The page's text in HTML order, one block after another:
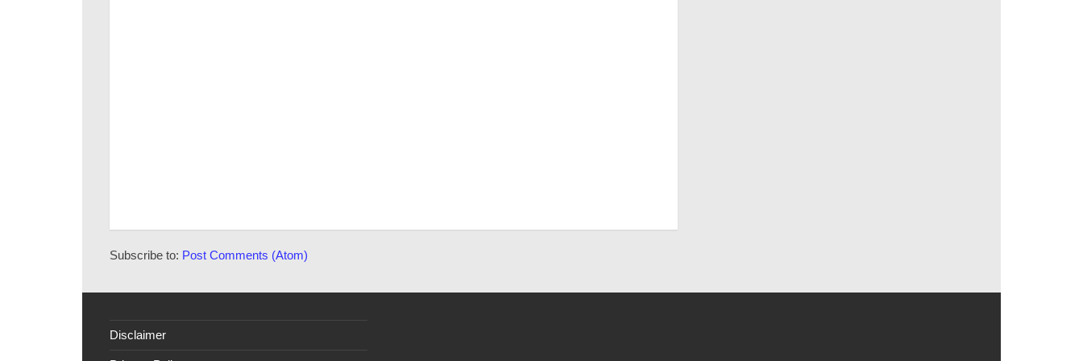
Subscribe to: Post Comments (Atom)
Disclaimer